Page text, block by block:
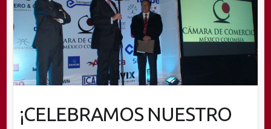
¡CELEBRAMOS NUESTRO